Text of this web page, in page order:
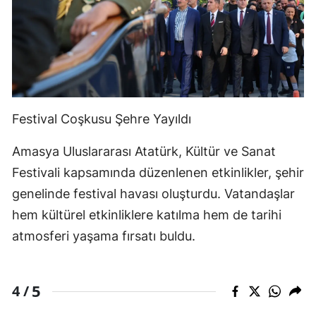
Festival Coşkusu Şehre Yayıldı
Amasya Uluslararası Atatürk, Kültür ve Sanat
Festivali kapsamında düzenlenen etkinlikler, şehir
genelinde festival havası oluşturdu. Vatandaşlar
hem kültürel etkinliklere katılma hem de tarihi
atmosferi yaşama fırsatı buldu.
4 /5